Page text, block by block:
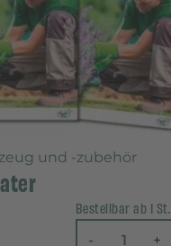
und -zubehör
Bestellbar ab 1 St.
- +